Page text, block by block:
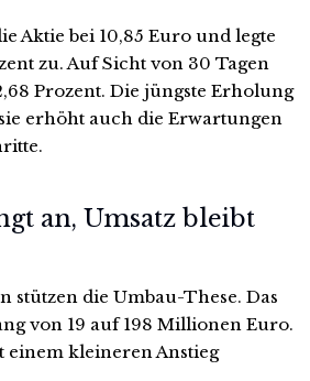
Aktie bei 10,85 Euro und legte
zu. Auf Sicht von 30 Tagen
Prozent. Die jüngste Erholung
erhöht auch die Erwartungen
an, Umsatz bleibt
stützen die Umbau-These. Das
von 19 auf 198 Millionen Euro.
einem kleineren Anstieg